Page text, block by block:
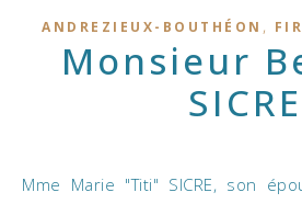
ANDREZIEUX-BOUTHÉON ,
Monsieur
SICRE
Mme Marie "Titi" SICRE, son épouse ; Jean-Pierre et